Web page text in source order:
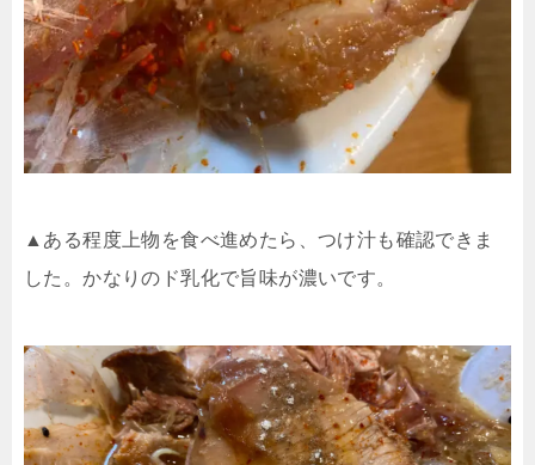
▲ある程度上物を食べ進めたら、つけ汁も確認できま
した。かなりのド乳化で旨味が濃いです。